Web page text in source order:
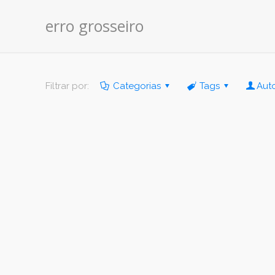
erro grosseiro
Filtrar por: Categorias Tags